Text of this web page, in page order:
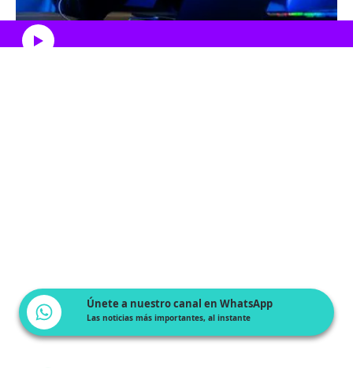
Escucha el artículo
Únete a nuestro canal en WhatsApp
Las noticias más importantes, al instante